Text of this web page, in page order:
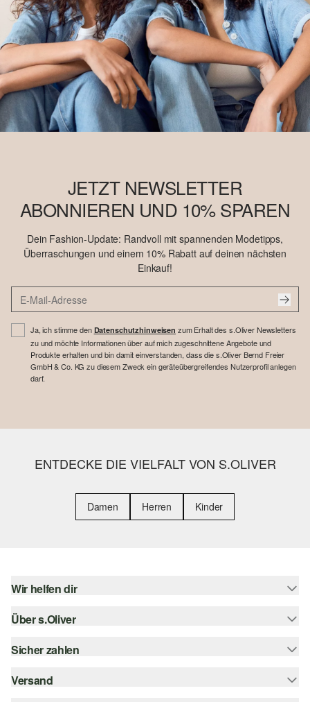
JETZT NEWSLETTER
ABONNIEREN UND 10% SPAREN
Dein Fashion-Update: Randvoll mit spannenden Modetipps,
Überraschungen und einem 10% Rabatt auf deinen nächsten
Einkauf!
Ja, ich stimme den Datenschutzhinweisen zum Erhalt des s.Oliver Newsletters
zu und möchte Informationen über auf mich zugeschnittene Angebote und
Produkte erhalten und bin damit einverstanden, dass die s.Oliver Bernd Freier
GmbH & Co. KG zu diesem Zweck ein geräteübergreifendes Nutzerprofil anlegen
darf.
ENTDECKE DIE VIELFALT VON S.OLIVER
Damen Herren Kinder
Wir helfen dir
Hilfe & FAQ
Größenberatung
Über s.Oliver
Newsletter
s.Oliver Card
Sicher zahlen
Rechnung
Versand